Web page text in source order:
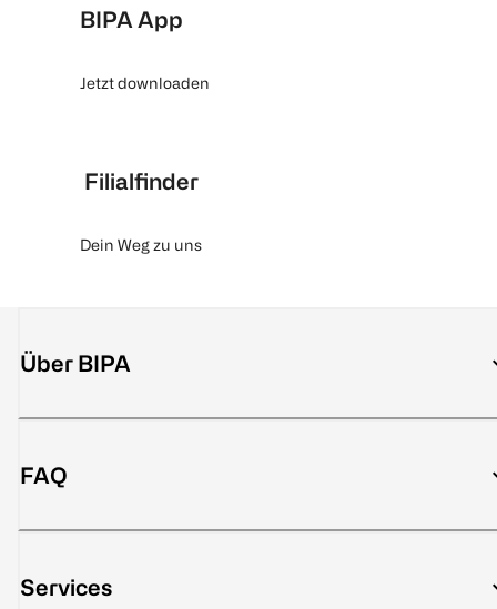
BIPA App
Jetzt downloaden
Filialfinder
Dein Weg zu uns
Über BIPA
FAQ
Services